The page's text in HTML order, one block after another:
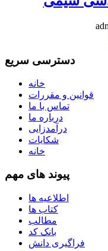
دسترسی سریع
خانه
قوانین و مقررات
تماس با ما
درباره ما
درآمدزایی
شکایات
خانه
پیوند های مهم
اطلاعیه ها
کتاب ها
مطالب
بانک کد
فراگیری دانش